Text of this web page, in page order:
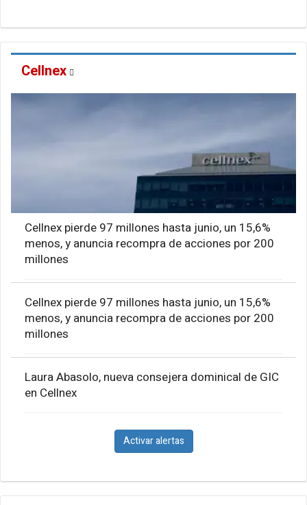
Cellnex
Cellnex pierde 97 millones hasta junio, un 15,6%
menos, y anuncia recompra de acciones por 200
millones
Cellnex pierde 97 millones hasta junio, un 15,6%
menos, y anuncia recompra de acciones por 200
millones
Laura Abasolo, nueva consejera dominical de GIC
en Cellnex
Activar alertas